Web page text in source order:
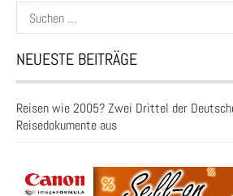
Suchen
nach:
NEUESTE BEITRÄGE
Reisen wie 2005? Zwei Drittel der
Reisedokumente aus